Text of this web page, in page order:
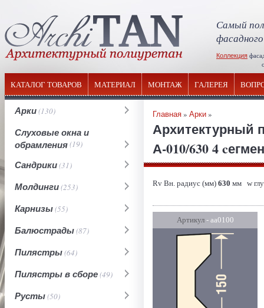
Самый
Коллекция
КАТАЛОГ ТОВАРОВ МАТЕРИАЛ МОНТАЖ ГАЛЕРЕЯ
Арки(130)
Слуховые окна и
обрамления(19)
Сандрики(31)
Молдинги(253)
Карнизы(55)
Балюстрады(87)
Пилястры(64)
Пилястры в сборе(49)
Русты(50)
Главная» Арки»
Архитектурный
А-010/630 4
Rv Вн. радиус (мм) 630 мм w
Артикул- аа0100